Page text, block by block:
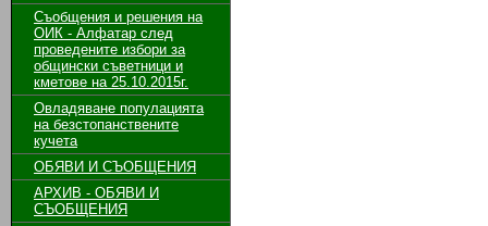
Съобщения и решения на
ОИК - Алфатар след
проведените избори за
общински съветници и
кметове на 25.10.2015г.
Овладяване популацията
на безстопанствените
кучета
ОБЯВИ И СЪОБЩЕНИЯ
АРХИВ - ОБЯВИ И
СЪОБЩЕНИЯ